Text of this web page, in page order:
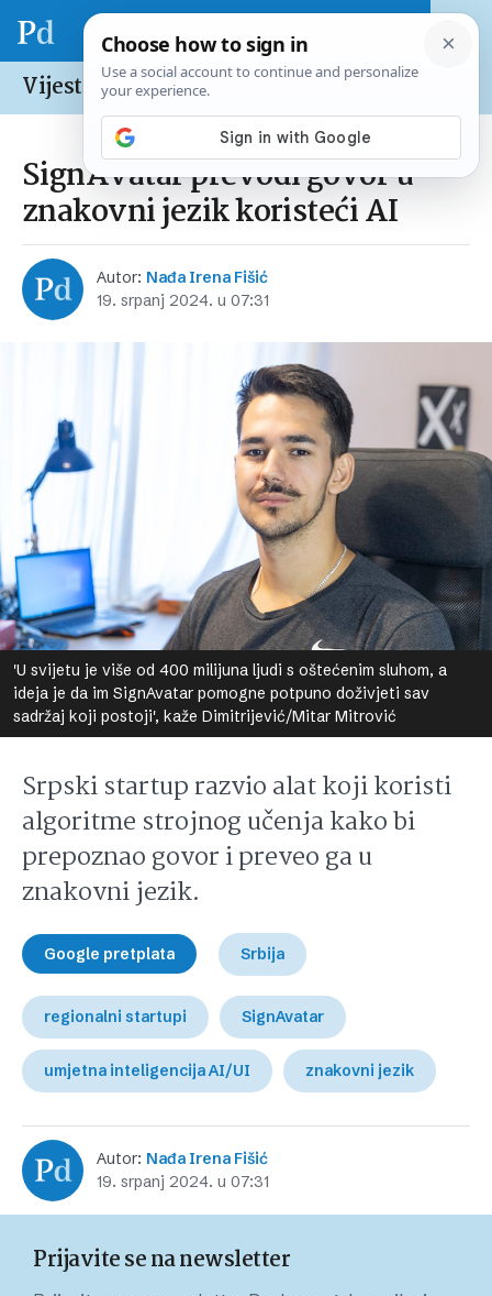
Vijesti /Regija
SignAvatar prevodi govor u
znakovni jezik koristeći AI
Autor: Nađa Irena Fišić
19. srpanj 2024. u 07:31
'U svijetu je više od 400 milijuna ljudi s oštećenim sluhom, a
ideja je da im SignAvatar pomogne potpuno doživjeti sav
sadržaj koji postoji', kaže Dimitrijević/Mitar Mitrović
Srpski startup razvio alat koji koristi
algoritme strojnog učenja kako bi
prepoznao govor i preveo ga u
znakovni jezik.
Google pretplata Srbija
regionalni startupi SignAvatar
umjetna inteligencija AI/UI znakovni jezik
Autor: Nađa Irena Fišić
19. srpanj 2024. u 07:31
Prijavite se na newsletter